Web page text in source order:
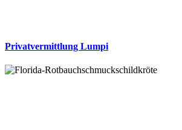
Privatvermittlung Lumpi